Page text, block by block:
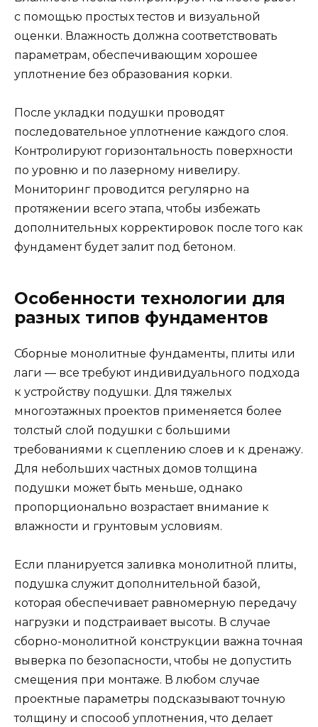
с помощью простых тестов и визуальной
оценки. Влажность должна соответствовать
параметрам, обеспечивающим хорошее
уплотнение без образования корки.
После укладки подушки проводят
последовательное уплотнение каждого слоя.
Контролируют горизонтальность поверхности
по уровню и по лазерному нивелиру.
Мониторинг проводится регулярно на
протяжении всего этапа, чтобы избежать
дополнительных корректировок после того как
фундамент будет залит под бетоном.
Особенности технологии для
разных типов фундаментов
Сборные монолитные фундаменты, плиты или
лаги — все требуют индивидуального подхода
к устройству подушки. Для тяжелых
многоэтажных проектов применяется более
толстый слой подушки с большими
требованиями к сцеплению слоев и к дренажу.
Для небольших частных домов толщина
подушки может быть меньше, однако
пропорционально возрастает внимание к
влажности и грунтовым условиям.
Если планируется заливка монолитной плиты,
подушка служит дополнительной базой,
которая обеспечивает равномерную передачу
нагрузки и подстраивает высоты. В случае
сборно-монолитной конструкции важна точная
выверка по безопасности, чтобы не допустить
смещения при монтаже. В любом случае
проектные параметры подсказывают точную
толщину и спосооб уплотнения, что делает